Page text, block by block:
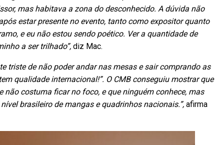
mas habitava a zona do desconhecido. A dúvida não
estar presente no evento, tanto como expositor quanto
e eu não estou sendo poético. Ver a quantidade de
a ser trilhado”, diz Mac.
triste de não poder andar nas mesas e sair comprando as
qualidade internacional!”. O CMB conseguiu mostrar que
costuma ficar no foco, e que ninguém conhece, mas
brasileiro de mangas e quadrinhos nacionais.”, afirma